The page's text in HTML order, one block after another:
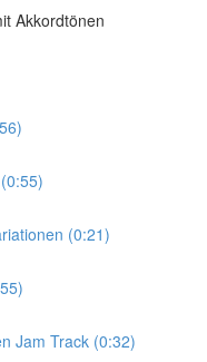
Akkordtönen
(0:21)
Jam Track (0:32)